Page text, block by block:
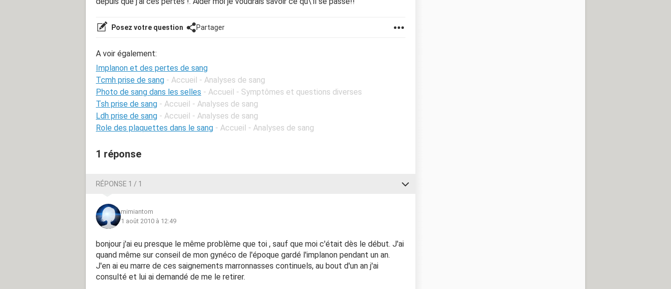
Posez votre question Partager
A voir également:
Implanon et des pertes de sang
Tcmh prise de sang - Accueil - Analyses de sang
Photo de sang dans les selles - Accueil - Symptômes et questions diverses
Tsh prise de sang - Accueil - Analyses de sang
Ldh prise de sang - Accueil - Analyses de sang
Role des plaquettes dans le sang - Accueil - Analyses de sang
1 réponse
RÉPONSE 1 / 1
mimiantom
1 août 2010 à 12:49
bonjour j'ai eu presque le même problème que toi , sauf que moi c'était dès le début. J'ai
quand même sur conseil de mon gynéco de l'époque gardé l'implanon pendant un an.
J'en ai eu marre de ces saignements marronnasses continuels, au bout d'un an j'ai
consulté et lui ai demandé de me le retirer.